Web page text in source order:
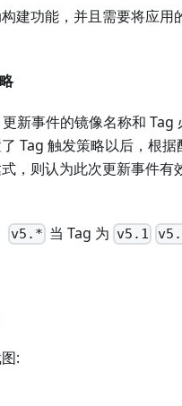
建功能，并且需要将应
新事件的镜像名称和
Tag 触发策略以后，根
，则认为此次更新事件
v5.* 当 Tag 为 v5.1
: